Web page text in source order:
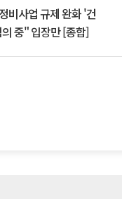
비사업 규제 완화 '건
중" 입장만 [종합]